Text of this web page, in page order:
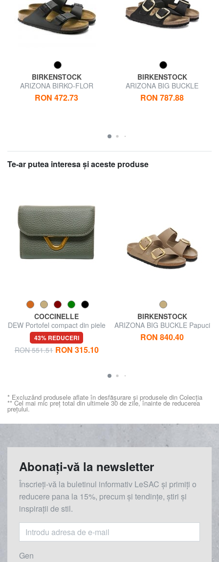
BIRKENSTOCK
ARIZONA BIRKO-FLOR
Sandale cu papuci
RON 472.73
BIRKENSTOCK
ARIZONA BIG BUCKLE
Sandale papuci din piele
nubuck
RON 787.88
Te-ar putea interesa şi aceste produse
COCCINELLE
DEW Portofel compact din piele
43% REDUCERI
RON 551.51 RON 315.10
BIRKENSTOCK
ARIZONA BIG BUCKLE Papuci
din piele cu 2 barete
RON 840.40
* Excluzând produsele aflate în desfășurare și produsele din Colecția
** Cel mai mic preț total din ultimele 30 de zile, înainte de reducerea
prețului.
Abonați-vă la newsletter
Înscrieți-vă la buletinul informativ LeSAC și primiți o
reducere pana la 15%, precum și tendințe, știri și
inspirații de stil.
Gen